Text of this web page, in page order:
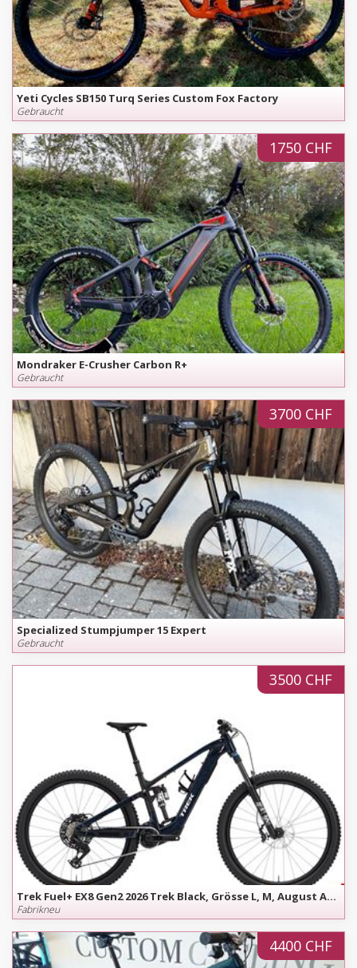
Yeti Cycles SB150 Turq Series Custom Fox Factory
Gebraucht
1750 CHF
Mondraker E-Crusher Carbon R+
Gebraucht
3700 CHF
Specialized Stumpjumper 15 Expert
Gebraucht
3500 CHF
Trek Fuel+ EX8 Gen2 2026 Trek Black, Grösse L, M, August Angebot
Fabrikneu
4400 CHF